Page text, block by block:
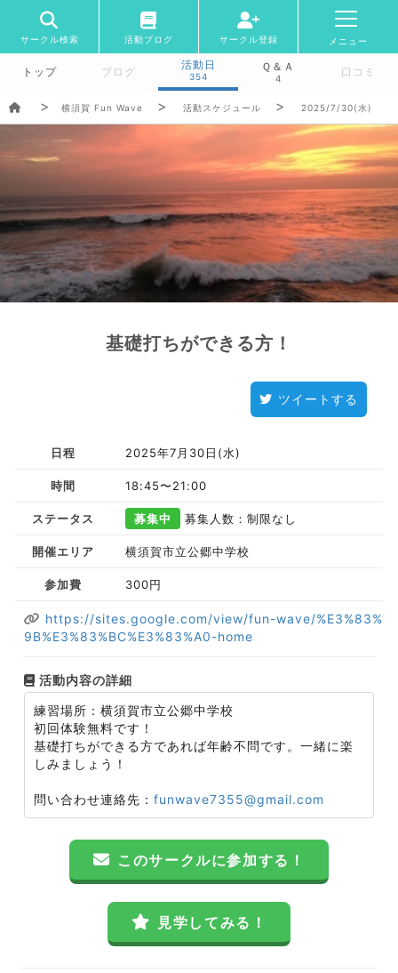
サークル検索 活動ブログ サークル登録 メニュー
トップ ブログ
活動日
354
Ｑ＆Ａ
4 口コミ
横須賀 Fun Wave 活動スケジュール 2025/7/30(水)
基礎打ちができる方！
ツイートする
日程 2025年7月30日(水)
時間 18:45〜21:00
ステータス 募集中 募集人数：制限なし
開催エリア 横須賀市立公郷中学校
参加費 300円
https://sites.google.com/view/fun-wave/%E3%83%
9B%E3%83%BC%E3%83%A0-home
活動内容の詳細
練習場所：横須賀市立公郷中学校
初回体験無料です！
基礎打ちができる方であれば年齢不問です。一緒に楽
しみましょう！
問い合わせ連絡先： funwave7355@gmail.com
このサークルに参加する！
見学してみる！